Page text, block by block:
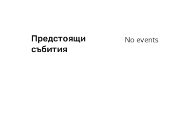
Предстоящи
събития
No events